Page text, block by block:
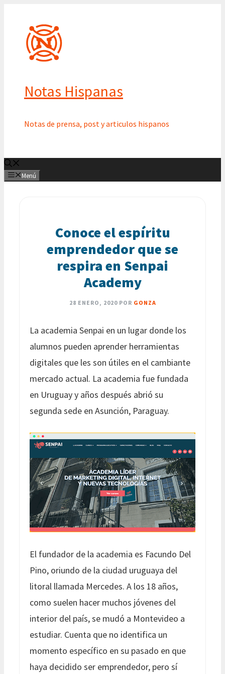
contenido
Notas Hispanas
Notas de prensa, post y articulos hispanos
Menú
Conoce el espíritu
emprendedor que se
respira en Senpai
Academy
28 ENERO, 2020 POR GONZA
La academia Senpai en un lugar donde los
alumnos pueden aprender herramientas
digitales que les son útiles en el cambiante
mercado actual. La academia fue fundada
en Uruguay y años después abrió su
segunda sede en Asunción, Paraguay.
El fundador de la academia es Facundo Del
Pino, oriundo de la ciudad uruguaya del
litoral llamada Mercedes. A los 18 años,
como suelen hacer muchos jóvenes del
interior del país, se mudó a Montevideo a
estudiar. Cuenta que no identifica un
momento específico en su pasado en que
haya decidido ser emprendedor, pero sí